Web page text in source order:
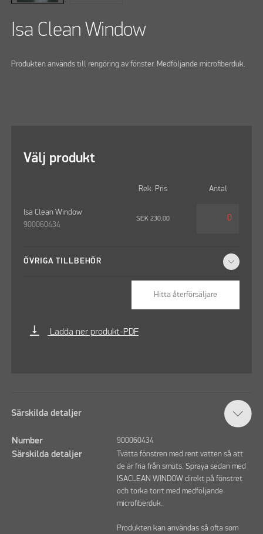
Isa Clean Window
Produkten används till rengöring av fönster. Medföljande microfiberduk.
Välj produkt
Rek. Pris Antal
Isa Clean Window
900060434
SEK 230,00
ÖVRIGA TILLBEHÖR
Hitta återförsäljare
vertical_align_bottom Ladda ner produkt-PDF
Särskilda detaljer
Number 900060434
Särskilda detaljer
Tvätta fönstren med rent vatten så att
de är fria från smuts. Spraya sedan med
ISACLEAN WINDOW direkt på fönstret
och torka torrt med medföljande
microfiberduk.
Produkten kan användas så ofta som